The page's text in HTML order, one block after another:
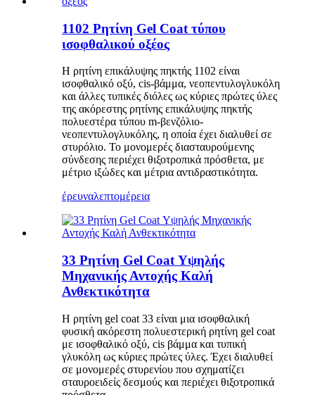
1102 Ρητίνη Gel Coat τύπου
ισοφθαλικού οξέος
Η ρητίνη επικάλυψης πηκτής 1102 είναι
ισοφθαλικό οξύ, cis-βάμμα, νεοπεντυλογλυκόλη
και άλλες τυπικές διόλες ως κύριες πρώτες ύλες
της ακόρεστης ρητίνης επικάλυψης πηκτής
πολυεστέρα τύπου m-βενζόλιο-
νεοπεντυλογλυκόλης, η οποία έχει διαλυθεί σε
στυρόλιο. Το μονομερές διασταυρούμενης
σύνδεσης περιέχει θιξοτροπικά πρόσθετα, με
μέτριο ιξώδες και μέτρια αντιδραστικότητα.
έρευναλεπτομέρεια
33 Ρητίνη Gel Coat Υψηλής
Μηχανικής Αντοχής Καλή
Ανθεκτικότητα
Η ρητίνη gel coat 33 είναι μια ισοφθαλική
φυσική ακόρεστη πολυεστερική ρητίνη gel coat
με ισοφθαλικό οξύ, cis βάμμα και τυπική
γλυκόλη ως κύριες πρώτες ύλες. Έχει διαλυθεί
σε μονομερές στυρενίου που σχηματίζει
σταυροειδείς δεσμούς και περιέχει θιξοτροπικά